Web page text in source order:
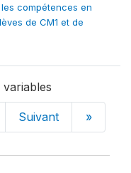
compétences en
de CM1 et de
variables
Suivant »